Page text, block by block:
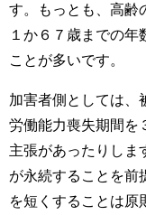
す。もっとも、高齢
１か６７歳までの年
ことが多いです。
加害者側としては、
労働能力喪失期間を
主張があったりしま
が永続することを前
を短くすることは原